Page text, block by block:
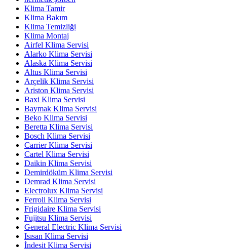
Klima Tamir
Klima Bakım
Klima Temizliği
Klima Montaj
Airfel Klima Servisi
Alarko Klima Servisi
Alaska Klima Servisi
Altus Klima Servisi
Arçelik Klima Servisi
Ariston Klima Servisi
Baxi Klima Servisi
Baymak Klima Servisi
Beko Klima Servisi
Beretta Klima Servisi
Bosch Klima Servisi
Carrier Klima Servisi
Cartel Klima Servisi
Daikin Klima Servisi
Demirdöküm Klima Servisi
Demrad Klima Servisi
Electrolux Klima Servisi
Ferroli Klima Servisi
Frigidaire Klima Servisi
Fujitsu Klima Servisi
General Electric Klima Servisi
Isısan Klima Servisi
İndesit Klima Servisi